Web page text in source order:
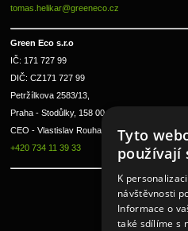
tomas.helikar@greeneco.cz
Green Eco s.r.o
IČ: 171 727 99
DIČ: CZ171 727 99
Petržílkova 2583/13,
Praha - Stodůlky, 158 00
CEO - Vlastislav Rouha ml.
+420 734 11 39 33
Tyto
používají
K
návštěvnosti
Informace o
také sdílíme s